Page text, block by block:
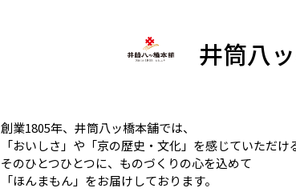
井筒八
創業1805年、井筒八ッ橋本舗では、
「おいしさ」や「京の歴史・文化」を感じていただけ
そのひとつひとつに、ものづくりの心を込めて
「ほんまもん」をお届けしております。